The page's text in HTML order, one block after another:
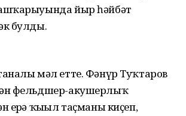
йыр һәйбәт
булды.
мәл етте. Фәнүр Туҡтаров
фельдшер-акушерлыҡ
ерҙә ҡыҙыл таҫманы киҫеп,